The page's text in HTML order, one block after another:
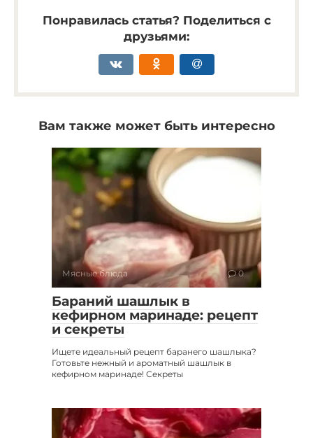
Понравилась статья? Поделиться с
друзьями:
Вам также может быть интересно
Мясные блюда 0
Бараний шашлык в
кефирном маринаде: рецепт
и секреты
Ищете идеальный рецепт баранего шашлыка?
Готовьте нежный и ароматный шашлык в
кефирном маринаде! Секреты